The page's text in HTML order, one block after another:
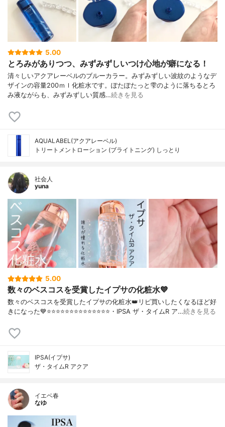
5.00
とろみがありつつ、みずみずしいつけ心地が癖になる！
清々しいアクアレーベルのブルーカラー。みずみずしい波紋のようなデ
ザインの容量200ｍｌ化粧水です。ぽたぽたっと雫のように落ちるとろ
み液ながらも、みずみずしい質感…続きを見る
AQUALABEL(アクアレーベル)
トリートメントローション (ブライトニング) しっとり
社会人
yuna
5.00
数々のベスコスを受賞したイプサの化粧水💙
数々のベスコスを受賞したイプサの化粧水👑リピ買いしたくなるほど好
きになった💙⭐️⭐️⭐️⭐️⭐️⭐️⭐️⭐️⭐️⭐️⭐️⭐️⭐️⭐️・IPSA ザ・タイムR ア…続きを見る
IPSA(イプサ)
ザ・タイムR アクア
イエベ春
なゆ